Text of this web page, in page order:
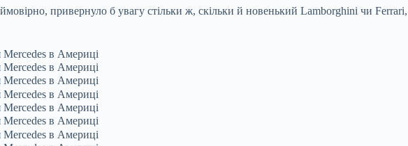
привернуло б увагу стільки ж, скільки й новенький Lamborghini чи